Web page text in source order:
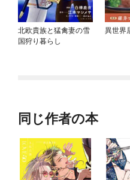
北欧貴族と猛禽妻の雪
国狩り暮らし
異世界
同じ作者の本